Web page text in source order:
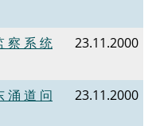
察 系 统
23.11.2000
涌 道 问
23.11.2000